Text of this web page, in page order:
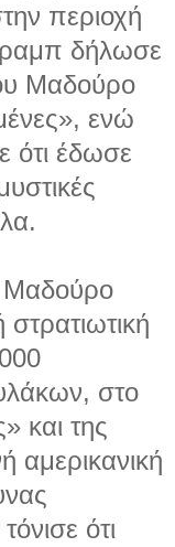
περιοχή
δήλωσε
Μαδούρο
ενώ
ότι έδωσε
Μαδούρο
στρατιωτική
στο
και της
αμερικανική
ότι